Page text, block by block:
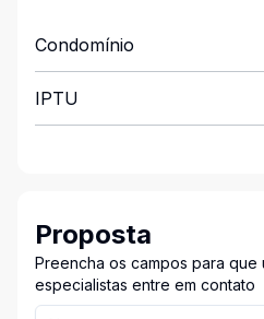
Condomínio
IPTU
Proposta
Preencha os campos para que
especialistas entre em contato